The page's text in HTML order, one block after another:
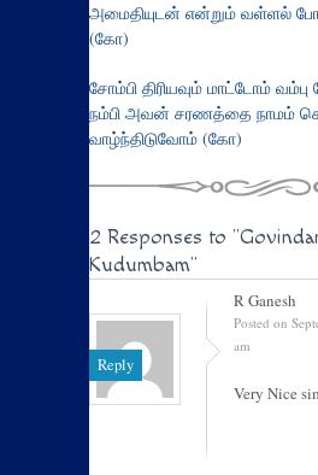
அமைதியுடன் என்றும் வள்ளல்
(கோ)
சோம்பி திரியவும் மாட்டோம்
நம்பி அவன் சரணத்தை நாமம்
வாழ்ந்திடுவோம் (கோ)
2 Responses to
Kudumbam"
Reply
R Ganesh
Posted on
am
Very Nice